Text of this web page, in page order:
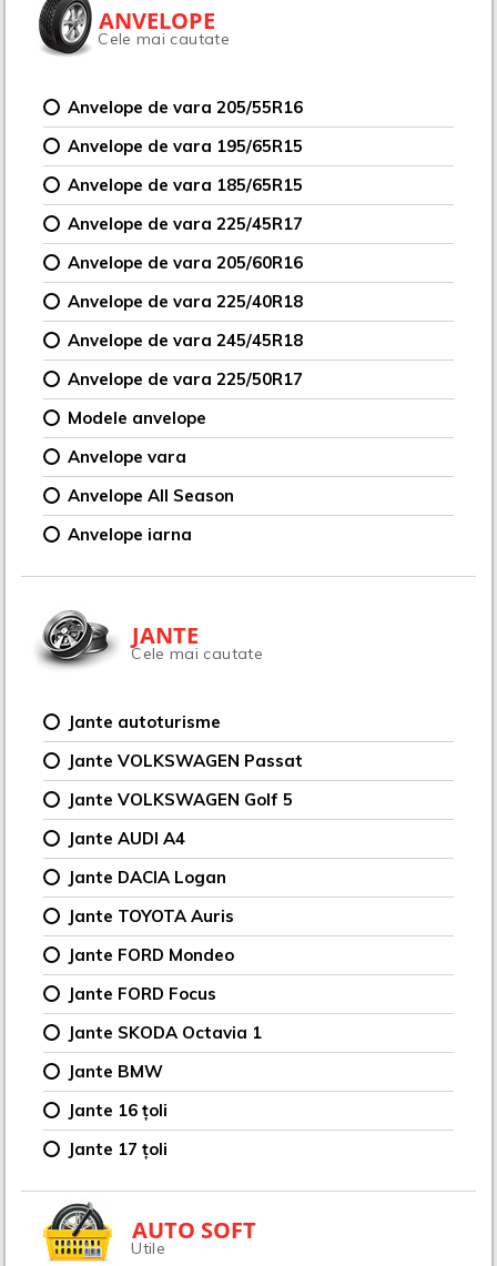
ANVELOPE
Cele mai cautate
Anvelope de vara 205/55R16
Anvelope de vara 195/65R15
Anvelope de vara 185/65R15
Anvelope de vara 225/45R17
Anvelope de vara 205/60R16
Anvelope de vara 225/40R18
Anvelope de vara 245/45R18
Anvelope de vara 225/50R17
Modele anvelope
Anvelope vara
Anvelope All Season
Anvelope iarna
JANTE
Cele mai cautate
Jante autoturisme
Jante VOLKSWAGEN Passat
Jante VOLKSWAGEN Golf 5
Jante AUDI A4
Jante DACIA Logan
Jante TOYOTA Auris
Jante FORD Mondeo
Jante FORD Focus
Jante SKODA Octavia 1
Jante BMW
Jante 16 țoli
Jante 17 țoli
AUTO SOFT
Utile